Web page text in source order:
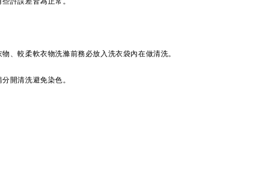
、較柔軟衣物洗滌前務必放入洗衣袋內在做清洗。
開清洗避免染色。